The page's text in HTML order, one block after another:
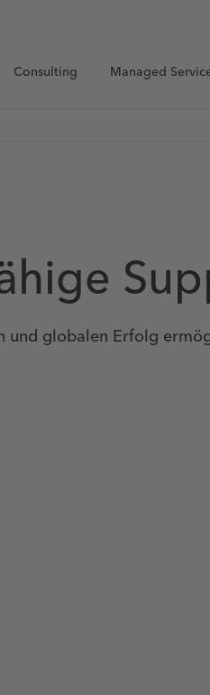
Consulting Managed
und globalen Erfolg